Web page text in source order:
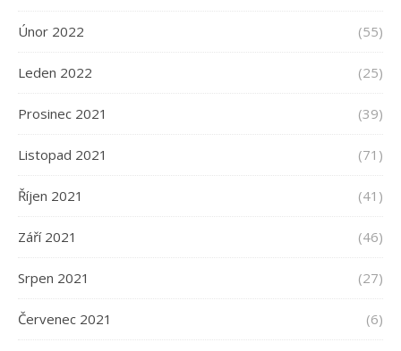
Únor 2022 (55)
Leden 2022 (25)
Prosinec 2021 (39)
Listopad 2021 (71)
Říjen 2021 (41)
Září 2021 (46)
Srpen 2021 (27)
Červenec 2021 (6)